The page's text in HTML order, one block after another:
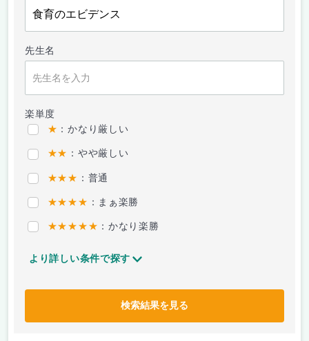
先生名
楽単度
★ ：かなり厳しい
★★ ：やや厳しい
★★★ ：普通
★★★★ ：まぁ楽勝
★★★★★ ：かなり楽勝
より詳しい条件で探す
検索結果を見る